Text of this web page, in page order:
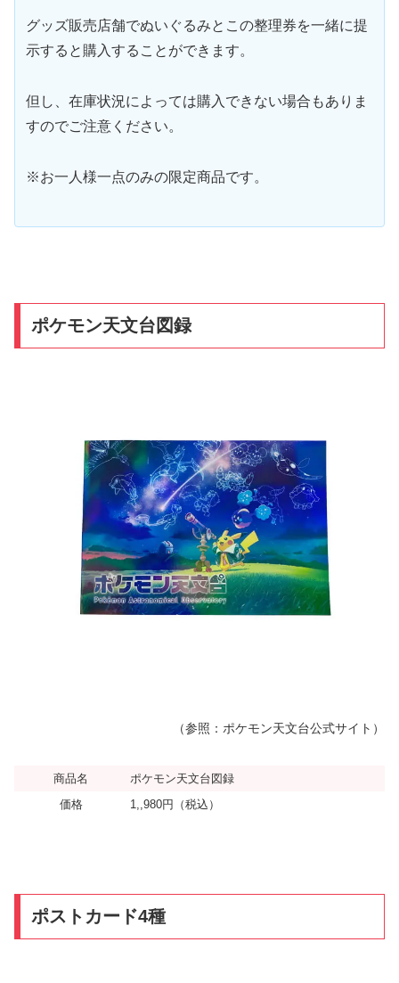
グッズ販売店舗でぬいぐるみとこの整理券を一緒に提
示すると購入することができます。
但し、在庫状況によっては購入できない場合もありま
すのでご注意ください。
※お一人様一点のみの限定商品です。
ポケモン天文台図録
（参照：ポケモン天文台公式サイト）
商品名
ポケモン天文台図録
価格
1,,980円（税込）
ポストカード4種